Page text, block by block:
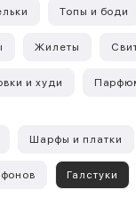
Топы и боди
Жилеты
и худи
Шарфы и платки
Галстуки